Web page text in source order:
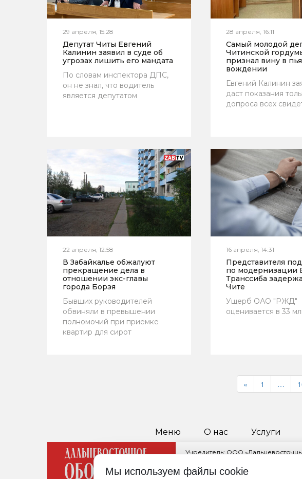
29 апреля, 15:28
Депутат Читы Евгений
Калинин заявил в суде об
угрозах лишить его мандата
По словам инспектора ДПС,
он не знал, что водитель
является депутатом
28 апреля, 16:11
Самый молодой
Читинской
признал вину в
вождении
Евгений Калинин
даст показания
допроса всех
22 апреля, 12:58
В Забайкалье обжалуют
прекращение дела в
отношении экс-главы
города Борзя
Бывших руководителей
обвиняли в превышении
полномочий при приемке
квартир для сирот
16 апреля, 14:31
Представителя
по модернизации
Транссиба
Чите
Ущерб ОАО "РЖД"
оценивается в 33
« 1 …
Меню О нас Услуги
Учредитель: ООО
680021, Хабаровский край, г.
Мы используем файлы cookie